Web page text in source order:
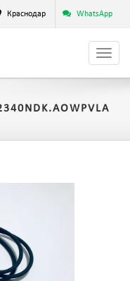
Краснодар WhatsApp